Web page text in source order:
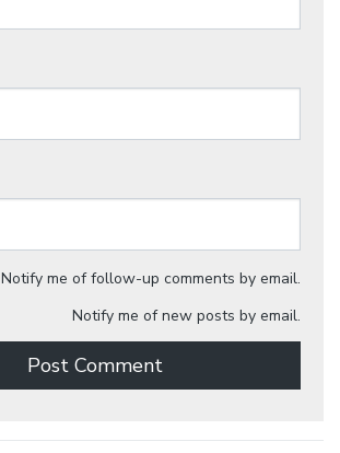
Notify me of follow-up comments by email.
Notify me of new posts by email.